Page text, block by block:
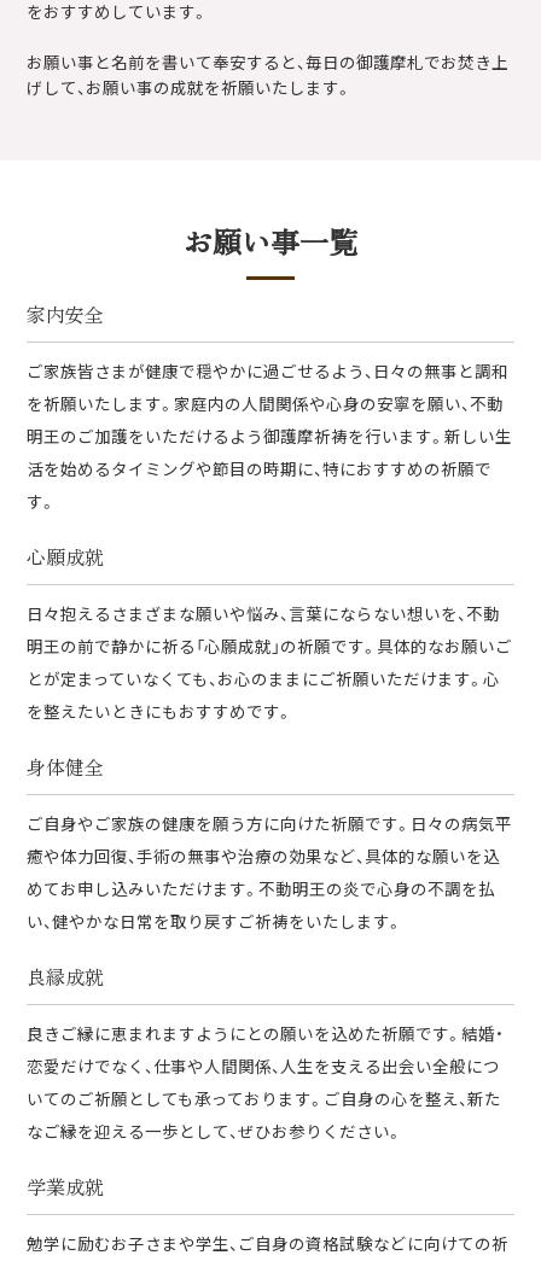
をおすすめしています。
お願い事と名前を書いて奉安すると、毎日の御護摩札でお焚き上
げして、お願い事の成就を祈願いたします。
お願い事一覧
家内安全
ご家族皆さまが健康で穏やかに過ごせるよう、日々の無事と調和
を祈願いたします。家庭内の人間関係や心身の安寧を願い、不動
明王のご加護をいただけるよう御護摩祈祷を行います。新しい生
活を始めるタイミングや節目の時期に、特におすすめの祈願で
す。
心願成就
日々抱えるさまざまな願いや悩み、言葉にならない想いを、不動
明王の前で静かに祈る「心願成就」の祈願です。具体的なお願いご
とが定まっていなくても、お心のままにご祈願いただけます。心
を整えたいときにもおすすめです。
身体健全
ご自身やご家族の健康を願う方に向けた祈願です。日々の病気平
癒や体力回復、手術の無事や治療の効果など、具体的な願いを込
めてお申し込みいただけます。不動明王の炎で心身の不調を払
い、健やかな日常を取り戻すご祈祷をいたします。
良縁成就
良きご縁に恵まれますようにとの願いを込めた祈願です。結婚・
恋愛だけでなく、仕事や人間関係、人生を支える出会い全般につ
いてのご祈願としても承っております。ご自身の心を整え、新た
なご縁を迎える一歩として、ぜひお参りください。
学業成就
勉学に励むお子さまや学生、ご自身の資格試験などに向けての祈